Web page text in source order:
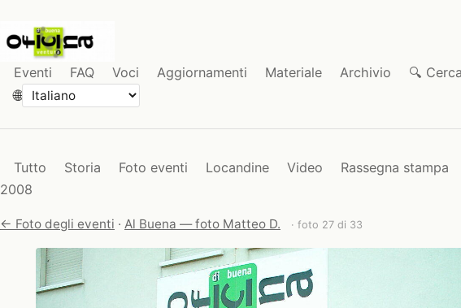
Eventi FAQ Voci Aggiornamenti Materiale Archivio
🔍
🌐
Tutto Storia Foto eventi Locandine Video
Rassegna stampa
2008
← Foto degli eventi · Al Buena — foto Matteo D. · foto 27 di 33